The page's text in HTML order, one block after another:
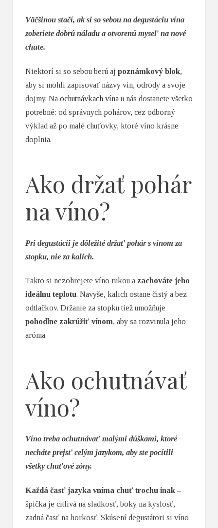
Väčšinou stačí, ak si so sebou na degustáciu vína
zoberiete dobrú náladu a otvorenú myseľ na nové
chute.
Niektorí si so sebou berú aj poznámkový blok,
aby si mohli zapisovať názvy vín, odrody a svoje
dojmy. Na ochutnávkach vínau nás dostanete všetko
potrebné: od správnych pohárov, cez odborný
výklad až po malé chuťovky, ktoré víno krásne
doplnia.
Ako držať pohár
na víno?
Pri degustácii je dôležité držať pohár s vínom za
stopku, nie za kalich.
Takto si nezohrejete víno rukou a zachováte jeho
ideálnu teplotu. Navyše, kalich ostane čistý a bez
odtlačkov. Držanie za stopku tiež umožňuje
pohodlne zakrúžiť vínom, aby sa rozvinula jeho
aróma.
Ako ochutnávať
víno?
Víno treba ochutnávať malými dúškami, ktoré
necháte prejsť celým jazykom, aby ste pocítili
všetky chuťové zóny.
Každá časť jazyka vníma chuť trochu inak–
špička je citlivá na sladkosť, boky na kyslosť,
zadná časť na horkosť. Skúsení degustátori si víno